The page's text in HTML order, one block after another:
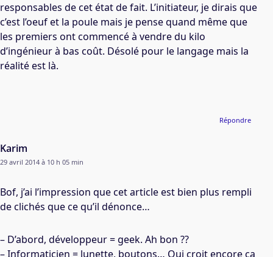
responsables de cet état de fait. L’initiateur, je dirais que
c’est l’oeuf et la poule mais je pense quand même que
les premiers ont commencé à vendre du kilo
d’ingénieur à bas coût. Désolé pour le langage mais la
réalité est là.
Karim
29 avril 2014 à 10 h 05 min
Bof, j’ai l’impression que cet article est bien plus rempli
de clichés que ce qu’il dénonce…
– D’abord, développeur = geek. Ah bon ??
– Informaticien = lunette, boutons… Qui croit encore ça
Répondre